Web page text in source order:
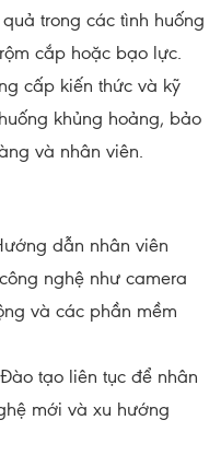
trong các tình huống
cắp hoặc bạo lực.
cấp kiến thức và kỹ
khủng hoảng, bảo
và nhân viên.
dẫn nhân viên
nghệ như camera
và các phần mềm
tạo liên tục để nhân
mới và xu hướng